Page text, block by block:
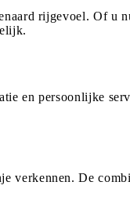
rijgevoel. Of
en persoonlijke
verkennen. De